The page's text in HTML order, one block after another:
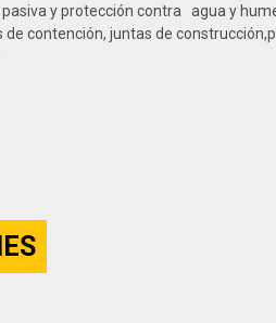
y protección contra agua y
de contención, juntas de